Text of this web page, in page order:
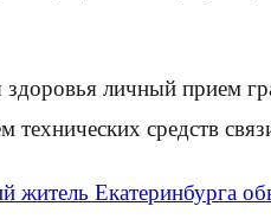
личный прием
технических средств
житель Екатеринбурга